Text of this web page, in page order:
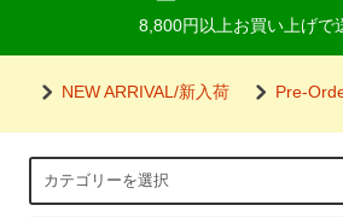
8,800円以上お買い上げで
NEW ARRIVAL/新入荷 Pre-